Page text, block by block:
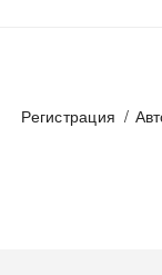
Регистрация